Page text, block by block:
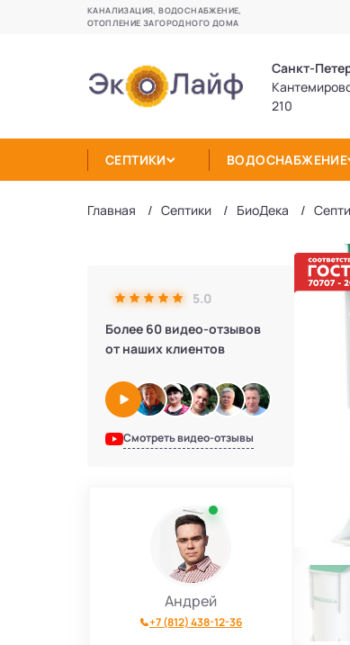
КАНАЛИЗАЦИЯ, ВОДОСНАБЖЕНИЕ,
ОТОПЛЕНИЕ ЗАГОРОДНОГО ДОМА
Санкт-
210
СЕПТИКИ ВОДОСНАБЖЕНИЕ
Главная Септики БиоДека
5.0
Более 60 видео-отзывов
от наших клиентов
Смотреть видео-отзывы
Андрей
+7 (812) 438-12-36